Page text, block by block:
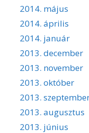
2014. május
2014. április
2014. január
2013. december
2013. november
2013. október
2013.
2013. augusztus
2013. június